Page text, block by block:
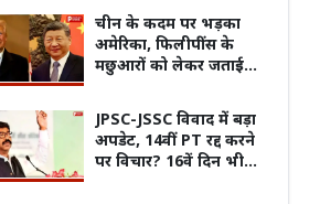
पुरानी Gmail ID बदलने का मौका!
Google के नए अपडेट में बिना नया
अकाउंट बनाए Username बदल सकेंगे
यूजर्स।
नीचे गिरा था विमान
चीन के कदम पर भड़का
अमेरिका, फिलीपींस के
मछुआरों को लेकर जताई
JPSC-JSSC विवाद में बड़ा
अपडेट, 14वीं PT रद्द करने
पर विचार? 16वें दिन भी